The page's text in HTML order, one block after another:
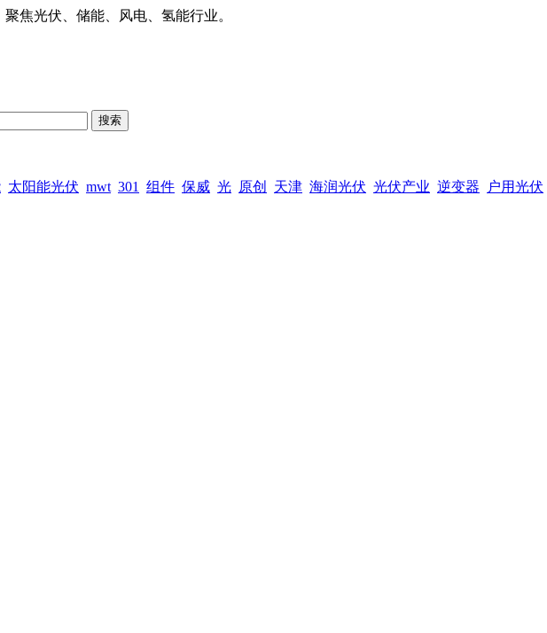
焦光伏、储能、风电、氢能行业。
太阳能光伏 mwt 301 组件 保威 光 原创 天津 海润光伏 光伏产业 逆变器 户用光伏